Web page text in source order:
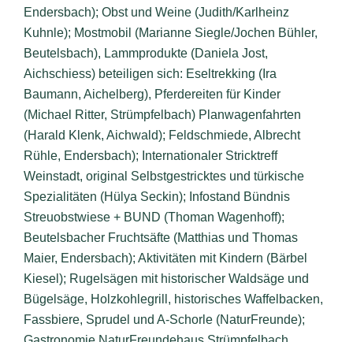
Endersbach); Obst und Weine (Judith/Karlheinz
Kuhnle); Mostmobil (Marianne Siegle/Jochen Bühler,
Beutelsbach), Lammprodukte (Daniela Jost,
Aichschiess) beteiligen sich: Eseltrekking (Ira
Baumann, Aichelberg), Pferdereiten für Kinder
(Michael Ritter, Strümpfelbach) Planwagenfahrten
(Harald Klenk, Aichwald); Feldschmiede, Albrecht
Rühle, Endersbach); Internationaler Stricktreff
Weinstadt, original Selbstgestricktes und türkische
Spezialitäten (Hülya Seckin); Infostand Bündnis
Streuobstwiese + BUND (Thoman Wagenhoff);
Beutelsbacher Fruchtsäfte (Matthias und Thomas
Maier, Endersbach); Aktivitäten mit Kindern (Bärbel
Kiesel); Rugelsägen mit historischer Waldsäge und
Bügelsäge, Holzkohlegrill, historisches Waffelbacken,
Fassbiere, Sprudel und A-Schorle (NaturFreunde);